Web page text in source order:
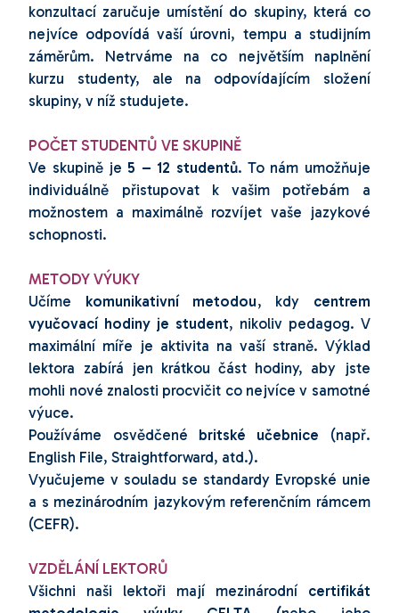
konzultací zaručuje umístění do skupiny, která co
nejvíce odpovídá vaší úrovni, tempu a studijním
záměrům. Netrváme na co největším naplnění
kurzu studenty, ale na odpovídajícím složení
skupiny, v níž studujete.
POČET STUDENTŮ VE SKUPINĚ
Ve skupině je 5 – 12 studentů. To nám umožňuje
individuálně přistupovat k vašim potřebám a
možnostem a maximálně rozvíjet vaše jazykové
schopnosti.
METODY VÝUKY
Učíme komunikativní metodou, kdy centrem
vyučovací hodiny je student, nikoliv pedagog. V
maximální míře je aktivita na vaší straně. Výklad
lektora zabírá jen krátkou část hodiny, aby jste
mohli nové znalosti procvičit co nejvíce v samotné
výuce.
Používáme osvědčené britské učebnice (např.
English File, Straightforward, atd.).
Vyučujeme v souladu se standardy Evropské unie
a s mezinárodním jazykovým referenčním rámcem
(CEFR).
VZDĚLÁNÍ LEKTORŮ
Všichni naši lektoři mají mezinárodní certifikát